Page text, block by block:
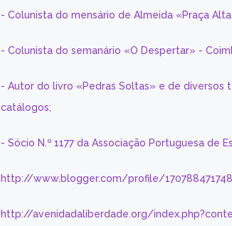
- Colunista do mensário de Almeida «Praça
- Colunista do semanário «O Despertar» -
- Autor do livro «Pedras Soltas» e de diversos
catálogos;
- Sócio N.º 1177 da Associação Portuguesa de
http://www.blogger.com/profile/
http://avenidadaliberdade.org/